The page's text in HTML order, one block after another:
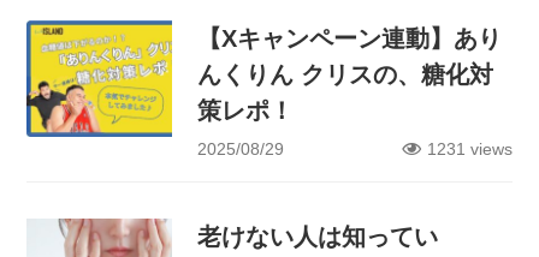
【Xキャンペーン連動】あり
んくりん クリスの、糖化対
策レポ！
2025/08/29 1231 views
老けない人は知ってい